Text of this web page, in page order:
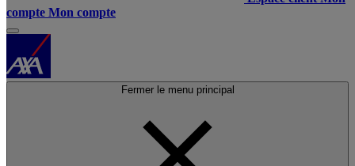
compte Mon compte
Fermer le menu principal